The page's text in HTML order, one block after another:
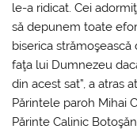
le-a ridicat. Cei
să depunem toate
biserica
faţa lui Dumnezeu
din acest sat”, a atras
Părintele paroh Mihai
Părinte Calinic